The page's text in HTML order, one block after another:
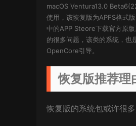
macOS Ventura13.0
使用，该恢复版为APFS格式
中的APP Steore下载官方原
的很多问题，该类的系统，也
OpenCore引导。
恢复版推荐理
恢复版的系统包或许很